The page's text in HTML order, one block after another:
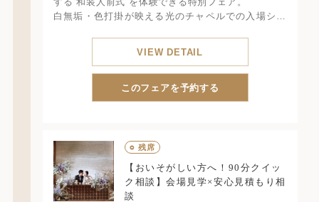
白無垢・色打掛が映える光のチャペルでの入場シー
和装でチャペル挙式をしたい方、和と洋の世界観を
ミックスしたいカップルにおすすめ。
VIEW DETAIL
このフェアを予約する
○ 残席
【おいそがしい方へ！90分クイッ
ク相談】会場見学×安心見積もり相
談